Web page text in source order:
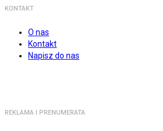
KONTAKT
O nas
Kontakt
Napisz do nas
REKLAMA I PRENUMERATA